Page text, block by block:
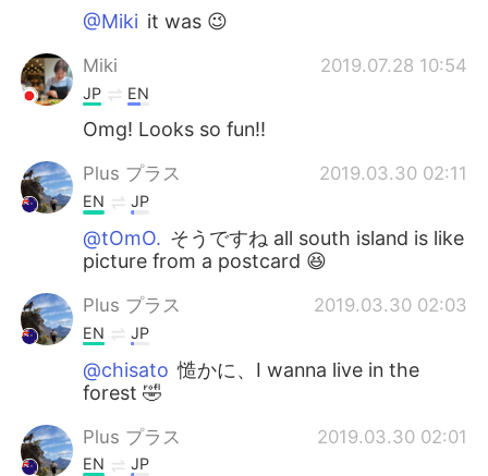
@Miki it was 😉
Miki 2019.07.28 10:54
JP EN
Omg! Looks so fun!!
Plus プラス 2019.03.30 02:11
EN JP
@tOmO. そうですね all south island is like
picture from a postcard 😆
Plus プラス 2019.03.30 02:03
EN JP
@chisato 慥かに、I wanna live in the
forest 🤣
Plus プラス 2019.03.30 02:01
EN JP